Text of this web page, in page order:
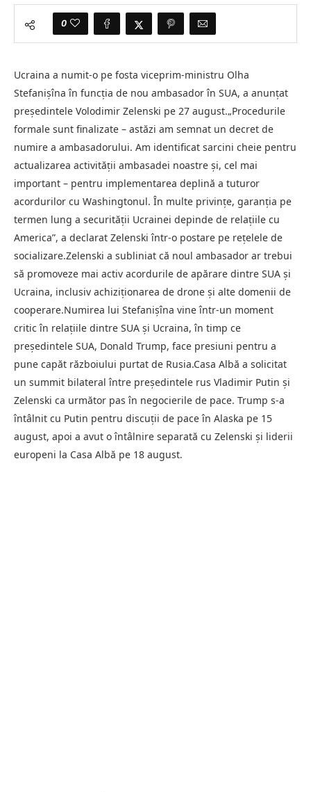
0
Ucraina a numit-o pe fosta viceprim-ministru Olha
Stefanișîna în funcția de nou ambasador în SUA, a anunțat
președintele Volodimir Zelenski pe 27 august.„Procedurile
formale sunt finalizate – astăzi am semnat un decret de
numire a ambasadorului. Am identificat sarcini cheie pentru
actualizarea activității ambasadei noastre și, cel mai
important – pentru implementarea deplină a tuturor
acordurilor cu Washingtonul. În multe privințe, garanția pe
termen lung a securității Ucrainei depinde de relațiile cu
America”, a declarat Zelenski într-o postare pe rețelele de
socializare.Zelenski a subliniat că noul ambasador ar trebui
să promoveze mai activ acordurile de apărare dintre SUA și
Ucraina, inclusiv achiziționarea de drone și alte domenii de
cooperare.Numirea lui Stefanișîna vine într-un moment
critic în relațiile dintre SUA și Ucraina, în timp ce
președintele SUA, Donald Trump, face presiuni pentru a
pune capăt războiului purtat de Rusia.Casa Albă a solicitat
un summit bilateral între președintele rus Vladimir Putin și
Zelenski ca următor pas în negocierile de pace. Trump s-a
întâlnit cu Putin pentru discuții de pace în Alaska pe 15
august, apoi a avut o întâlnire separată cu Zelenski și liderii
europeni la Casa Albă pe 18 august.